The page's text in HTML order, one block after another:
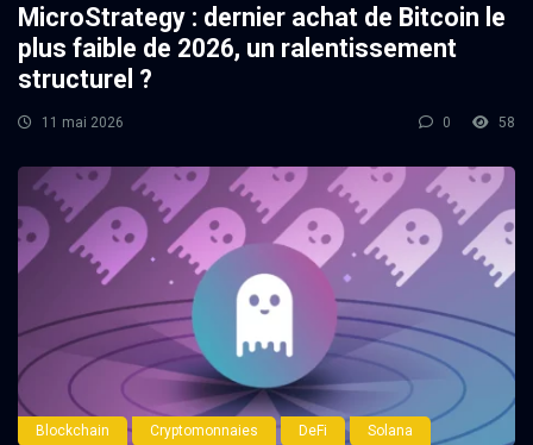
MicroStrategy : dernier achat de Bitcoin le
plus faible de 2026, un ralentissement
structurel ?
11 mai 2026 0 58
Blockchain Cryptomonnaies DeFi Solana